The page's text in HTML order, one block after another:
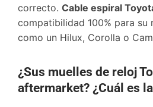
correcto. Cable espiral
compatibilidad 100% para su
como un Hilux, Corolla o
¿Sus muelles de reloj
aftermarket? ¿Cuál es